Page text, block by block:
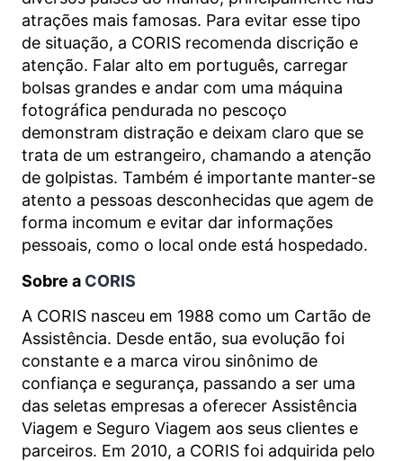
atrações mais famosas. Para evitar esse tipo
de situação, a CORIS recomenda discrição e
atenção. Falar alto em português, carregar
bolsas grandes e andar com uma máquina
fotográfica pendurada no pescoço
demonstram distração e deixam claro que se
trata de um estrangeiro, chamando a atenção
de golpistas. Também é importante manter-se
atento a pessoas desconhecidas que agem de
forma incomum e evitar dar informações
pessoais, como o local onde está hospedado.
Sobre a CORIS
A CORIS nasceu em 1988 como um Cartão de
Assistência. Desde então, sua evolução foi
constante e a marca virou sinônimo de
confiança e segurança, passando a ser uma
das seletas empresas a oferecer Assistência
Viagem e Seguro Viagem aos seus clientes e
parceiros. Em 2010, a CORIS foi adquirida pelo